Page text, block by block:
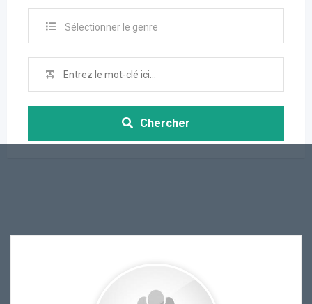
Sélectionner le genre
Chercher